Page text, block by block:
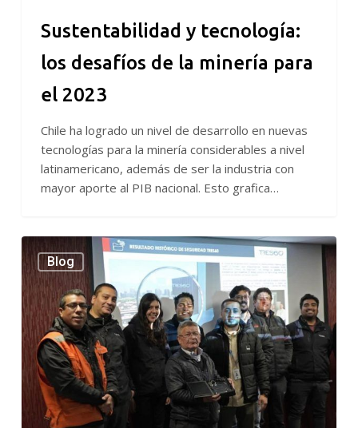
Sustentabilidad y tecnología:
los desafíos de la minería para
el 2023
Chile ha logrado un nivel de desarrollo en nuevas
tecnologías para la minería considerables a nivel
latinamericano, además de ser la industria con
mayor aporte al PIB nacional. Esto grafica…
TRES60
es
distinguido
por
sus
31
años
de
servicio
Blog